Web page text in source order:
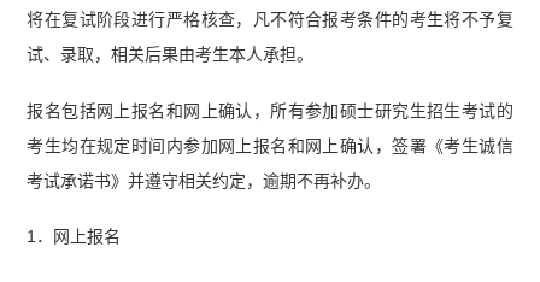
将在复试阶段进行严格核查，凡不符合报考条件的考生将不予复
试、录取，相关后果由考生本人承担。
报名包括网上报名和网上确认，所有参加硕士研究生招生考试的
考生均在规定时间内参加网上报名和网上确认，签署《考生诚信
考试承诺书》并遵守相关约定，逾期不再补办。
1．网上报名